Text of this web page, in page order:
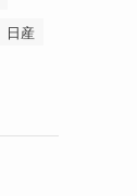
日産